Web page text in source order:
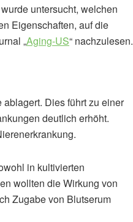
wurde untersucht, welchen
Eigenschaften, auf die
„Aging-US“ nachzulesen.
Dies führt zu einer
deutlich erhöht.
in kultivierten
wollten die Wirkung von
Zugabe von Blutserum